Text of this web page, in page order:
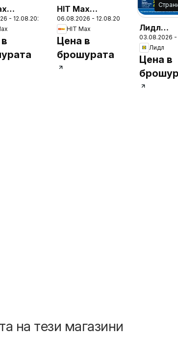
- 12.08.2026
HIT Max
брошура
06.08.2026 - 12.08.2026
HIT Max
Цена в
брошурата
Лидл
брошура
03.08.2026 -
Лидл
Цена в
на тези магазини